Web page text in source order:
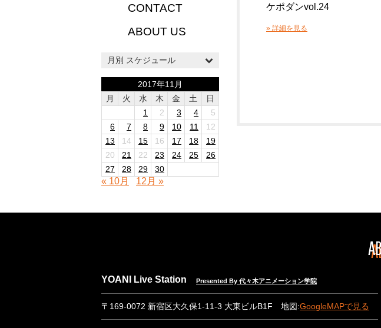
CONTACT
ABOUT US
月別 スケジュール
2017年11月
月
火 水 木 金 土
日
1
2 3 4
5
6
7 8 9 10 11
12
13
14 15 16 17 18
19
20
21 22 23 24 25
26
27
28 29 30
« 10月 12月 »
ケポダンvol.24
» 詳細を見る
YOANI Live Station Presented By 代々木アニメーション学院
〒169-0072 新宿区大久保1-11-3 大東ビルB1F 地図:GoogleMAPで見る